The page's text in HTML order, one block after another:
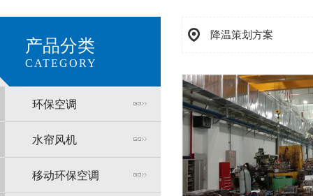
产品分类
CATEGORY
环保空调
水帘风机
移动环保空调
降温策划方案